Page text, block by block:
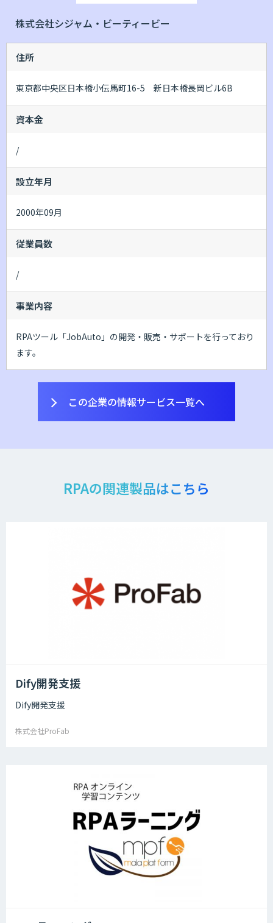
株式会社シジャム・ビーティービー
住所
東京都中央区日本橋小伝馬町16-5 新日本橋長岡ビル6B
資本金
/
設立年月
2000年09月
従業員数
/
事業内容
RPAツール「JobAuto」の開発・販売・サポートを行っており
ます。
この企業の情報サービス一覧へ
RPAの関連製品はこちら
Dify開発支援
Dify開発支援
株式会社ProFab